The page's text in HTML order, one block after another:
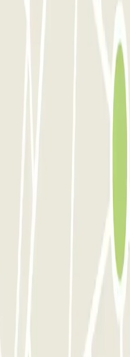
normalen Preis zahlen, weil wir
war alles super
cerca de Ibis Budget -
del Norte, París